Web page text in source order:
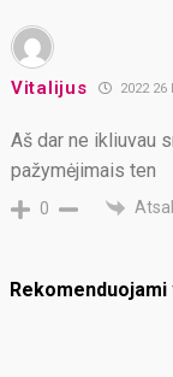
Vitalijus 2022
Aš dar ne ikliuvau
pažymėjimais ten
0
Rekomenduojami